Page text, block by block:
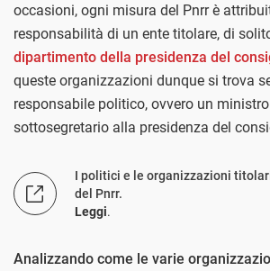
occasioni, ogni misura del Pnrr è
responsabilità di un ente titolare, di
dipartimento della presidenza del
queste organizzazioni dunque si trova
responsabile politico, ovvero un
sottosegretario alla presidenza del
I politici e le organizzazioni
del Pnrr.
Leggi.
Analizzando come le varie